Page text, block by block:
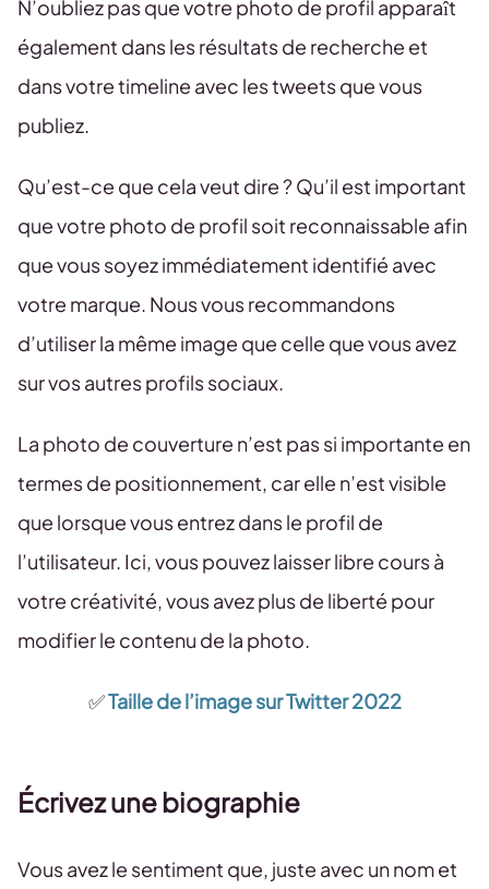
N’oubliez pas que votre photo de profil apparaît
également dans les résultats de recherche et
dans votre timeline avec les tweets que vous
publiez.
Qu’est-ce que cela veut dire ? Qu’il est important
que votre photo de profil soit reconnaissable afin
que vous soyez immédiatement identifié avec
votre marque. Nous vous recommandons
d’utiliser la même image que celle que vous avez
sur vos autres profils sociaux.
La photo de couverture n’est pas si importante en
termes de positionnement, car elle n’est visible
que lorsque vous entrez dans le profil de
l’utilisateur. Ici, vous pouvez laisser libre cours à
votre créativité, vous avez plus de liberté pour
modifier le contenu de la photo.
✅Taille de l’image sur Twitter 2022
Écrivez une biographie
Vous avez le sentiment que, juste avec un nom et